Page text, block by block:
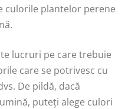
culorile plantelor perene
lucruri pe care trebuie
care se potrivesc cu
De pildă, dacă
puteți alege culori